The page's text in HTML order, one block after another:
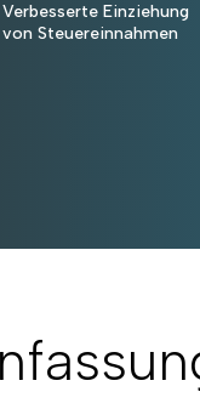
Verbesserte Einziehung
von Steuereinnahmen